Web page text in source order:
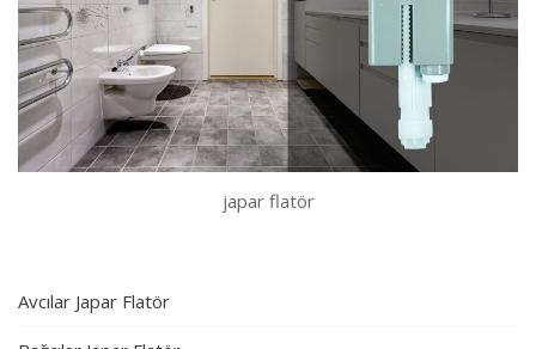
japar flatör
Avcılar Japar Flatör